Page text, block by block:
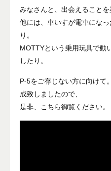
みなさんと、出会えることを
他には、車いすが電車にな
り。
MOTTYという乗用玩具で動
したり。
P-5をご存じない方に向けて
成致しましたので、
是非、こちら御覧ください。